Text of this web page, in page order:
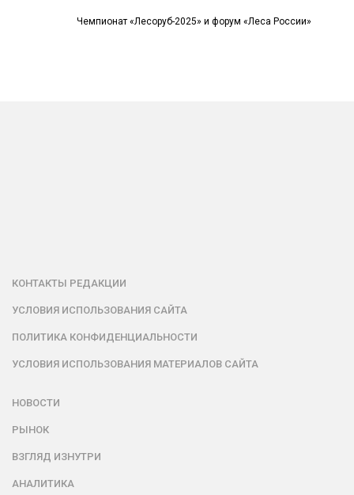
Чемпионат «Лесоруб-2025» и форум «Леса России»
КОНТАКТЫ РЕДАКЦИИ
УСЛОВИЯ ИСПОЛЬЗОВАНИЯ САЙТА
ПОЛИТИКА КОНФИДЕНЦИАЛЬНОСТИ
УСЛОВИЯ ИСПОЛЬЗОВАНИЯ МАТЕРИАЛОВ САЙТА
НОВОСТИ
РЫНОК
ВЗГЛЯД ИЗНУТРИ
АНАЛИТИКА